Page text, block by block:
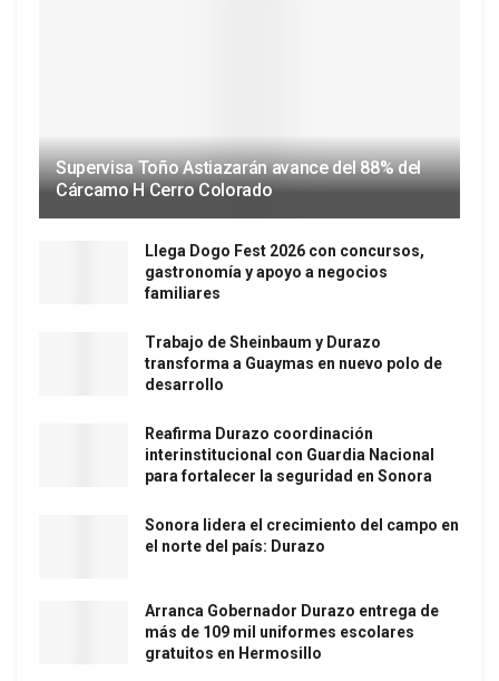
Supervisa Toño Astiazarán avance del 88% del
Cárcamo H Cerro Colorado
Llega Dogo Fest 2026 con concursos,
gastronomía y apoyo a negocios
familiares
Trabajo de Sheinbaum y Durazo
transforma a Guaymas en nuevo polo de
desarrollo
Reafirma Durazo coordinación
interinstitucional con Guardia Nacional
para fortalecer la seguridad en Sonora
Sonora lidera el crecimiento del campo en
el norte del país: Durazo
Arranca Gobernador Durazo entrega de
más de 109 mil uniformes escolares
gratuitos en Hermosillo